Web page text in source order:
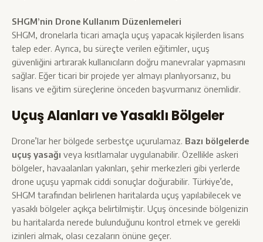
SHGM’nin Drone Kullanım Düzenlemeleri
SHGM, dronelarla ticari amaçla uçuş yapacak kişilerden lisans
talep eder. Ayrıca, bu süreçte verilen eğitimler, uçuş
güvenliğini artırarak kullanıcıların doğru manevralar yapmasını
sağlar. Eğer ticari bir projede yer almayı planlıyorsanız, bu
lisans ve eğitim süreçlerine önceden başvurmanız önemlidir.
Uçuş Alanları ve Yasaklı Bölgeler
Drone’lar her bölgede serbestçe uçurulamaz. Bazı bölgelerde
uçuş yasağı veya kısıtlamalar uygulanabilir. Özellikle askeri
bölgeler, havaalanları yakınları, şehir merkezleri gibi yerlerde
drone uçuşu yapmak ciddi sonuçlar doğurabilir. Türkiye’de,
SHGM tarafından belirlenen haritalarda uçuş yapılabilecek ve
yasaklı bölgeler açıkça belirtilmiştir. Uçuş öncesinde bölgenizin
bu haritalarda nerede bulunduğunu kontrol etmek ve gerekli
izinleri almak, olası cezaların önüne geçer.